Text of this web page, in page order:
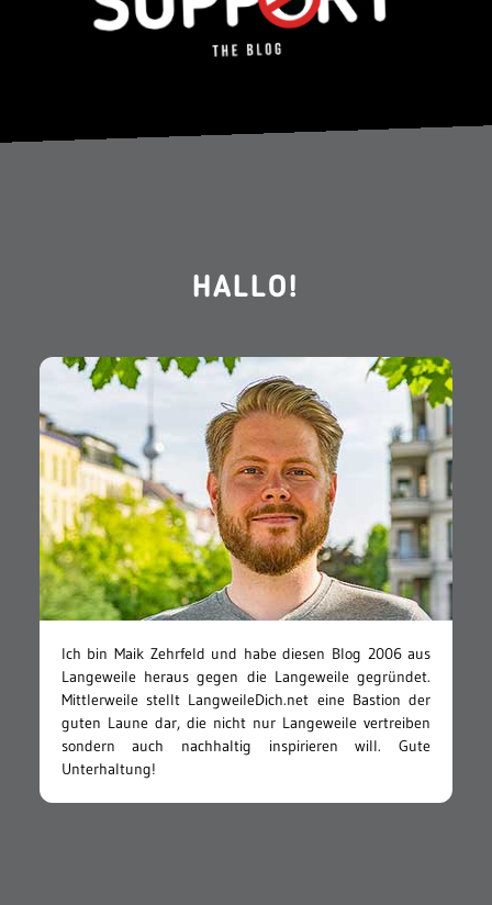
HALLO!
Ich bin Maik Zehrfeld und habe diesen Blog 2006 aus
Langeweile heraus gegen die Langeweile gegründet.
Mittlerweile stellt LangweileDich.net eine Bastion der
guten Laune dar, die nicht nur Langeweile vertreiben
sondern auch nachhaltig inspirieren will. Gute
Unterhaltung!